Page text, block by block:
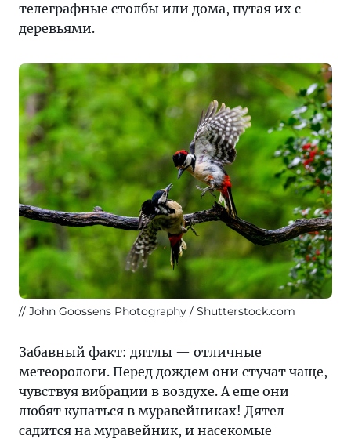
телеграфные столбы или дома, путая их с
деревьями.
John Goossens Photography / Shutterstock.com
Забавный факт: дятлы — отличные
метеорологи. Перед дождем они стучат чаще,
чувствуя вибрации в воздухе. А еще они
любят купаться в муравейниках! Дятел
садится на муравейник, и насекомые